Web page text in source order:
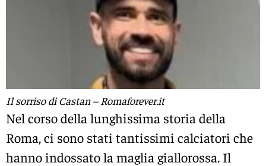
Il sorriso di Castan – Romaforever.it
Nel corso della lunghissima storia della
Roma, ci sono stati tantissimi calciatori che
hanno indossato la maglia giallorossa. Il